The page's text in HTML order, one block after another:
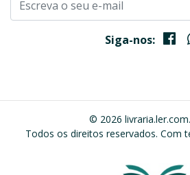
Siga-nos:
© 2026
Todos os direitos reservados. Com